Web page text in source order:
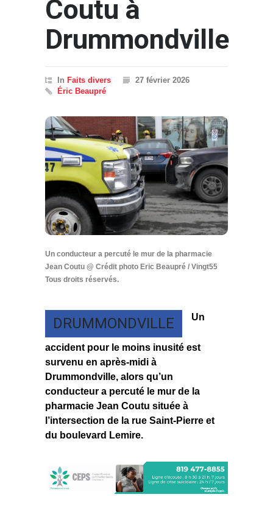
Coutu à
Drummondville
In Faits divers
27 février 2026
Éric Beaupré
Un conducteur a percuté le mur de la pharmacie
Jean Coutu @ Crédit photo Eric Beaupré / Vingt55
Tous droits réservés.
DRUMMONDVILLE Un
accident pour le moins inusité est
survenu en après-midi à
Drummondville, alors qu’un
conducteur a percuté le mur de la
pharmacie Jean Coutu située à
l’intersection de la rue Saint-Pierre et
du boulevard Lemire.